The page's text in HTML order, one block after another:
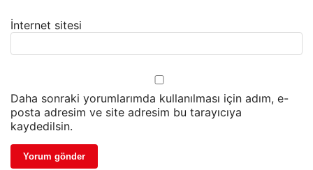
İnternet sitesi
Daha sonraki yorumlarımda kullanılması için adım, e-
posta adresim ve site adresim bu tarayıcıya
kaydedilsin.